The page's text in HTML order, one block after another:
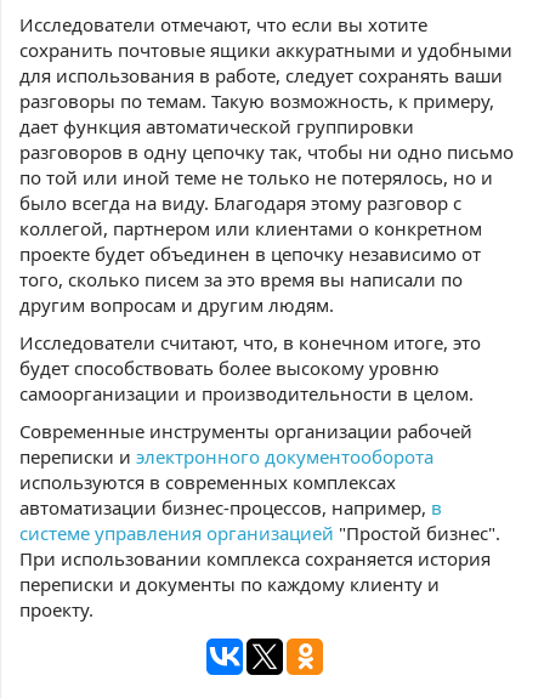
Исследователи отмечают, что если вы хотите
сохранить почтовые ящики аккуратными и удобными
для использования в работе, следует сохранять ваши
разговоры по темам. Такую возможность, к примеру,
дает функция автоматической группировки
разговоров в одну цепочку так, чтобы ни одно письмо
по той или иной теме не только не потерялось, но и
было всегда на виду. Благодаря этому разговор с
коллегой, партнером или клиентами о конкретном
проекте будет объединен в цепочку независимо от
того, сколько писем за это время вы написали по
другим вопросам и другим людям.
Исследователи считают, что, в конечном итоге, это
будет способствовать более высокому уровню
самоорганизации и производительности в целом.
Современные инструменты организации рабочей
переписки и электронного документооборота
используются в современных комплексах
автоматизации бизнес-процессов, например, в
системе управления организацией "Простой бизнес".
При использовании комплекса сохраняется история
переписки и документы по каждому клиенту и
проекту.